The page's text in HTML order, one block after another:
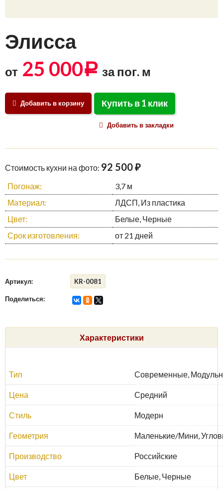
Элисса
от 25 000Р за пог. м
Добавить в корзину Купить в 1 клик
Добавить в закладки
Стоимость кухни на фото: 92 500 ₽
Погонаж:
3,7 м
Материал:
ЛДСП, Из пластика
Цвет:
Белые, Черные
Срок изготовления:
от 21 дней
Артикул: KR-0081
Поделиться:
Характеристики
Тип Современные,
Цена Средний
Стиль Модерн
Геометрия Маленькие/Мини,
Производство Российские
Цвет Белые, Черные